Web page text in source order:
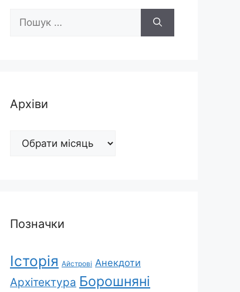
Пошук:
Архіви
Архіви
Позначки
Історія Айстрові Анекдоти
Архітектура Борошняні